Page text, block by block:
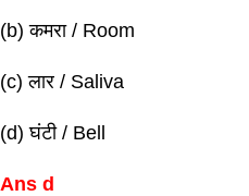
(b) कमरा / Room
(c) लार / Saliva
(d) घंटी / Bell
Ans d